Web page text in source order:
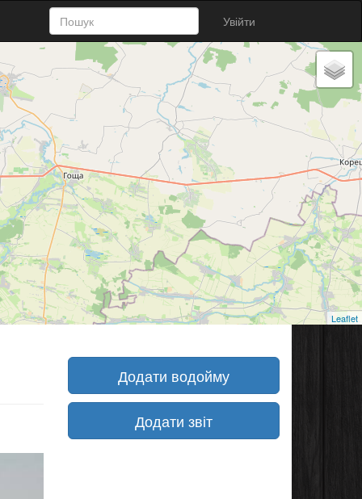
Увійти
Leaflet
Додати водойму
Додати звіт